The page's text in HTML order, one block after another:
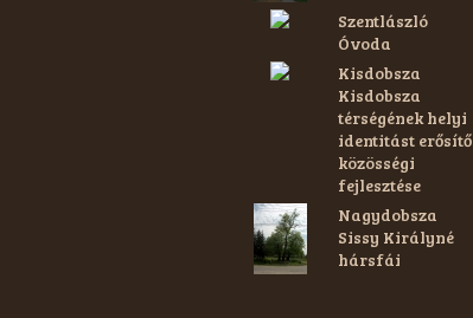
Szentlászló
Óvoda
Kisdobsza
Kisdobsza
térségének helyi
identitást erősítő
közösségi
fejlesztése
Nagydobsza
Sissy Királyné
hársfái